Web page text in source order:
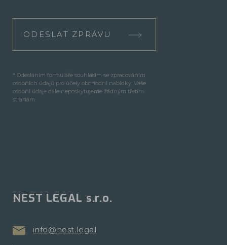
ODESLAT ZPRÁVU
* Odesláním formuláře souhlasím se zpracováním
osobních údajů pro účely obchodní nabídky. Vaše
osobní údaje dále neposkytujeme žádným třetím
stranám.
NEST LEGAL s.r.o.
info@nest.legal